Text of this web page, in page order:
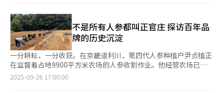
妆品牌”形象亮相美国拉斯维加斯美容展，企业正以全球化内容驱
动的方式加速品牌年轻化。 同时，企业也在推进中长期品牌体系
重组，将AGE20’S定位为高端护肤型彩妆品牌，露娜（Luna）聚
焦日本市场，克拉洗丝（KERASYS）主打亚洲人发质护理。通过
地域差异化与产品矩阵扩张，爱敬产业力图构建更具韧性的全球业
务网络。 业内认为，随着中国消费者愈发理性，对护肤成分和功
效的关注持续增强，具备技术积累与品牌信任度的韩国企业仍具成
综合环境。他认为，如果资深科学家与年轻IT人才能在仁川长期开
展研究、实验甚至创业，就能在投资与就业之间形成良性循环。
与此同时，他也直言，土地有限、人工成本高，使韩国在吸引新建
工厂类绿地投资时面临挑战。他表示，既然土地受限，仁川必须依
靠人才与技术取胜，高端岗位、尖端研发中心，以及能够将创意转
化为事业的初创公司，将成为差异化优势。 目前，IFEZ的发展重
心已转向“以人为核心”。松岛已发展成为全球领先的生物生产集
群之一，三星生物制剂在当地运营着年产能超过60万升的生物医药
府判断，免签举措可能大幅增加中国游客数量，并有助于促进内需
恢复。此前韩国银行测算，每新增100万中国团体游客，韩国国内
生产总值（GDP）则增加0.08个百分点。随着中国国庆假期临近，
访韩团体游客预计迅速增加。习近平10月底计划赴韩出席亚太经合
组织（APEC）峰会，也成为进一步带动访韩中国游客增长的契
机。 在免签首日，首尔市内多家免税店迎来久违的热闹景象。当
天停靠在仁川港的中国邮轮“梦想号”载客抵韩，数百名游客走进
首尔中区新罗免税店和明洞乐天免税店。两大免税店均出现客流集
爱茉莉太平洋2025年第二季度海外市场表现亮眼。欧洲、中东、
非洲三地区（EMEA）销售额同比增长18%，美洲市场新品牌拓展
带动销售额增长10%，经过结构优化后的大中华区销售额也实现
23%的增长。韩国市场方面，雪花秀、芙丽美娜（Primera)及艾
诺碧（IOPE）等核心品牌保持稳健增长。 爱茉莉太平洋相关负责
人表示，此次业绩改善在于全球品牌组合优化与渠道结构转型同步
推进，通过数字化营销、线上线下协同及本土化策略，增强了品牌
在全球市场的韧性与影响力。业内分析指出，品牌多元化和渠道布
不是所有人参都叫正官庄 探访百年品
牌的历史沉淀
一分耕耘，一分收获。在京畿道利川，第四代人参种植户尹贞植正
在监督着占地9900平方米农场的人参收割作业。他经营农场已经
二十多年，积累了丰富的种植经验。 本报记者日前走访尹贞植的
2025-09-26 17:00:00